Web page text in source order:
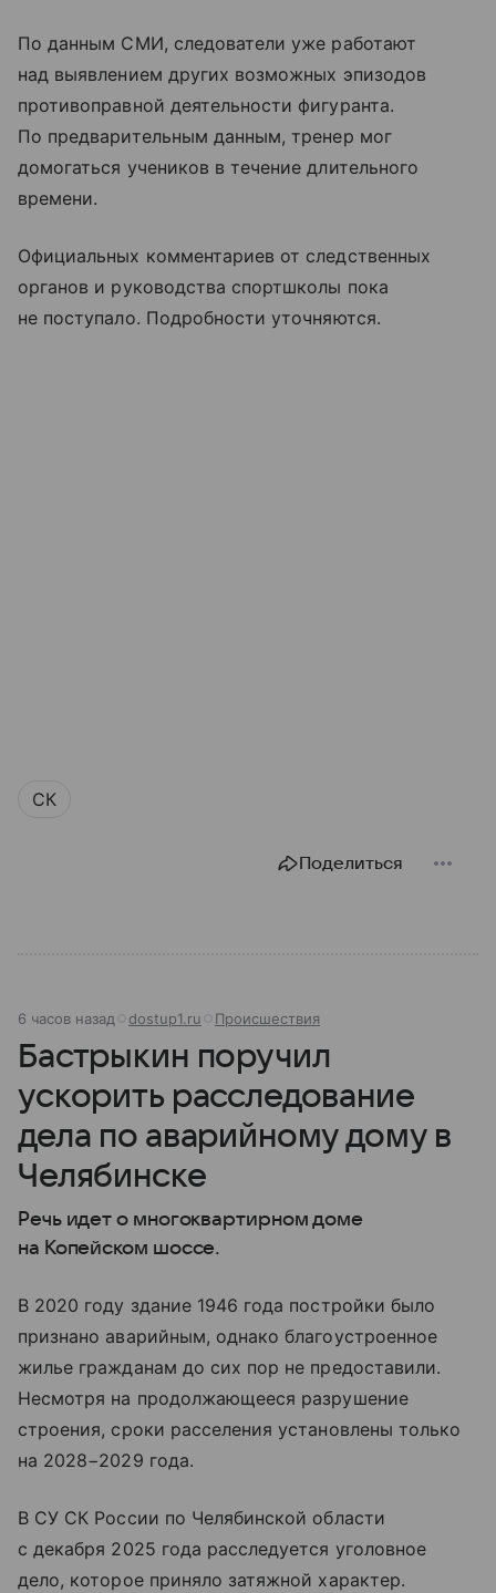
По данным СМИ, следователи уже работают
над выявлением других возможных эпизодов
противоправной деятельности фигуранта.
По предварительным данным, тренер мог
домогаться учеников в течение длительного
времени.
Официальных комментариев от следственных
органов и руководства спортшколы пока
не поступало. Подробности уточняются.
СК
Поделиться
6 часов назад dostup1.ru Происшествия
Бастрыкин поручил
ускорить расследование
дела по аварийному дому в
Челябинске
Речь идет о многоквартирном доме
на Копейском шоссе.
В 2020 году здание 1946 года постройки было
признано аварийным, однако благоустроенное
жилье гражданам до сих пор не предоставили.
Несмотря на продолжающееся разрушение
строения, сроки расселения установлены только
на 2028−2029 года.
В СУ СК России по Челябинской области
с декабря 2025 года расследуется уголовное
дело, которое приняло затяжной характер.